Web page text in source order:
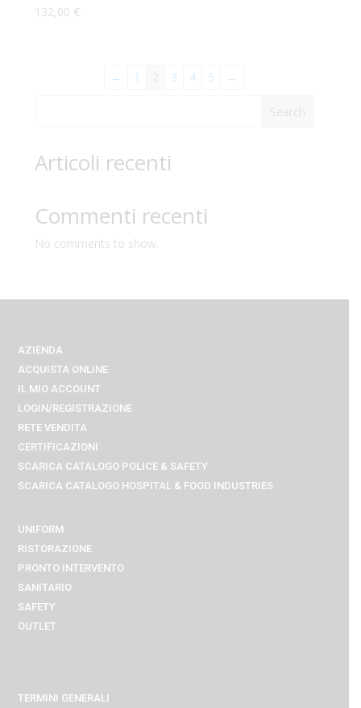
132,00 €
← 1 3 4 5 →
Search
Articoli recenti
Commenti recenti
No comments to show.
AZIENDA
ACQUISTA ONLINE
IL MIO ACCOUNT
LOGIN/REGISTRAZIONE
RETE VENDITA
CERTIFICAZIONI
SCARICA CATALOGO POLICE & SAFETY
SCARICA CATALOGO HOSPITAL & FOOD INDUSTRIES
UNIFORM
RISTORAZIONE
PRONTO INTERVENTO
SANITARIO
SAFETY
OUTLET
TERMINI GENERALI